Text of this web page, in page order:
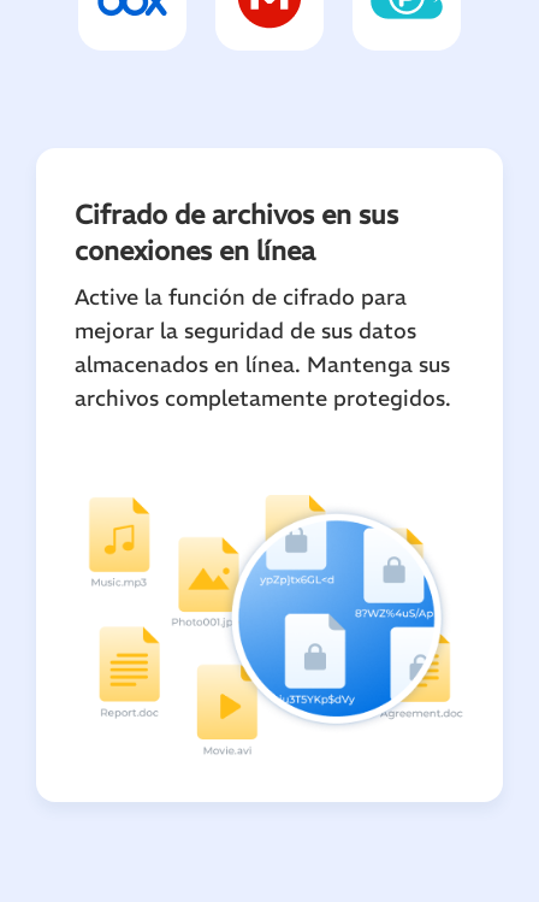
Cifrado de archivos en sus
conexiones en línea
Active la función de cifrado para
mejorar la seguridad de sus datos
almacenados en línea. Mantenga sus
archivos completamente protegidos.